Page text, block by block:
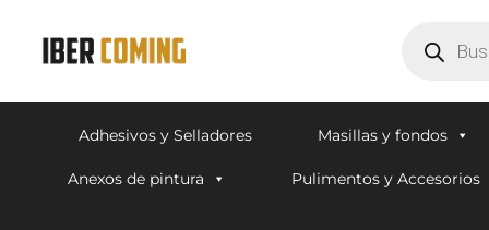
Adhesivos y Selladores Masillas y fondos
Anexos de pintura Pulimentos y Accesorios